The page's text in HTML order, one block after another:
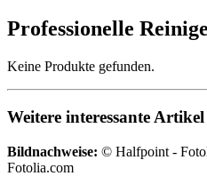
Professionelle
Keine Produkte gefunden.
Weitere interessante Artikel
Bildnachweise: © Halfpoint -
Fotolia.com